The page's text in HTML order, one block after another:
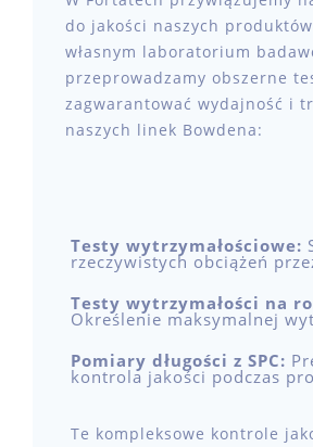
do jakości naszych
własnym laboratorium
przeprowadzamy obszerne
zagwarantować wydajność i
naszych linek Bowdena:
Testy wytrzymałościowe:
rzeczywistych obciążeń
Testy wytrzymałości na
Określenie maksymalnej
Pomiary długości z SPC:
kontrola jakości podczas
Te kompleksowe kontrole